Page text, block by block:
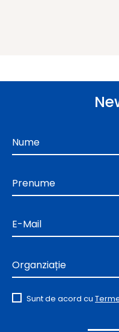
Nume
Prenume
E-Mail
Organziație
Sunt de acord cu